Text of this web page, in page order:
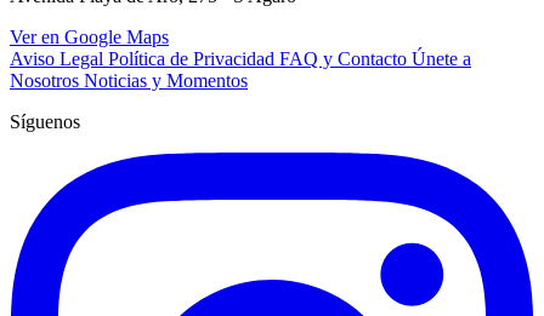
Ver en Google Maps
Aviso Legal Política de Privacidad FAQ y Contacto Únete a
Nosotros Noticias y Momentos
Síguenos